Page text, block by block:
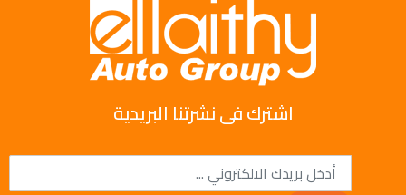
اشترك فى نشرتنا البريدية